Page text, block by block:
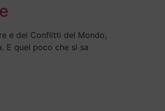
e dei Conflitti del Mondo,
E quel poco che si sa